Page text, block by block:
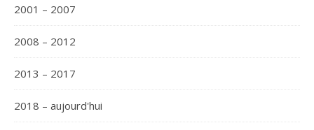
2001 – 2007
2008 – 2012
2013 – 2017
2018 – aujourd'hui